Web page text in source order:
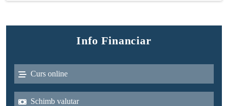
Info Financiar
Curs online
Schimb valutar